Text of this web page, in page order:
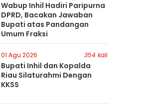
Wabup Inhil Hadiri Paripurna
DPRD, Bacakan Jawaban
Bupati atas Pandangan
Umum Fraksi
01 Agu 2026 354 kali
Bupati Inhil dan Kopalda
Riau Silaturahmi Dengan
KKSS